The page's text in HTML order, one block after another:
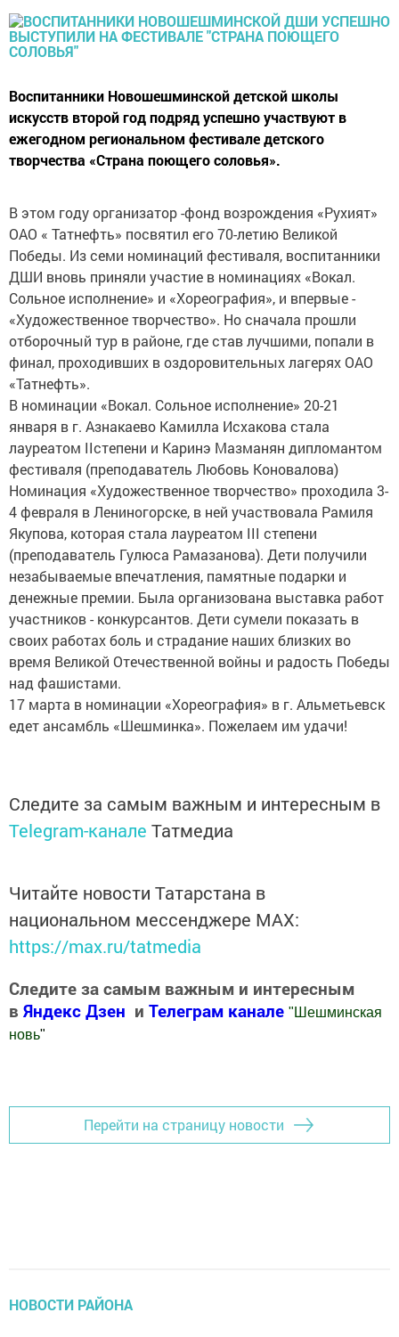
Воспитанники Новошешминской детской школы
искусств второй год подряд успешно участвуют в
ежегодном региональном фестивале детского
творчества «Страна поющего соловья».
В этом году организатор -фонд возрождения «Рухият»
ОАО « Татнефть» посвятил его 70-летию Великой
Победы. Из семи номинаций фестиваля, воспитанники
ДШИ вновь приняли участие в номинациях «Вокал.
Сольное исполнение» и «Хореография», и впервые -
«Художественное творчество». Но сначала прошли
отборочный тур в районе, где став лучшими, попали в
финал, проходивших в оздоровительных лагерях ОАО
«Татнефть».
В номинации «Вокал. Сольное исполнение» 20-21
января в г. Азнакаево Камилла Исхакова стала
лауреатом IIстепени и Каринэ Мазманян дипломантом
фестиваля (преподаватель Любовь Коновалова)
Номинация «Художественное творчество» проходила 3-
4 февраля в Лениногорске, в ней участвовала Рамиля
Якупова, которая стала лауреатом III степени
(преподаватель Гулюса Рамазанова). Дети получили
незабываемые впечатления, памятные подарки и
денежные премии. Была организована выставка работ
участников - конкурсантов. Дети сумели показать в
своих работах боль и страдание наших близких во
время Великой Отечественной войны и радость Победы
над фашистами.
17 марта в номинации «Хореография» в г. Альметьевск
едет ансамбль «Шешминка». Пожелаем им удачи!
Следите за самым важным и интересным в
Telegram-канале Татмедиа
Читайте новости Татарстана в
национальном мессенджере MАХ:
https://max.ru/tatmedia
Следите за самым важным и интересным
в Яндекс Дзен и Телеграм канале " Шешминская
новь"
Перейти на страницу новости
НОВОСТИ РАЙОНА